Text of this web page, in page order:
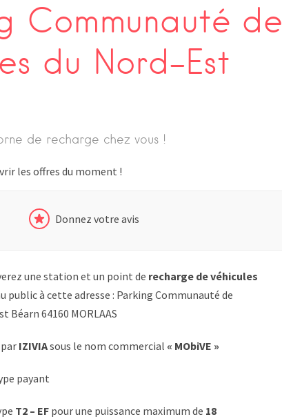
Communauté de
du Nord-Est
de recharge chez vous !
les offres du moment !
Donnez votre avis
une station et un point de recharge de véhicules
public à cette adresse : Parking Communauté de
Béarn 64160 MORLAAS
IZIVIAsous le nom commercial « MObiVE »
payant
T2 – EF pour une puissance maximum de 18